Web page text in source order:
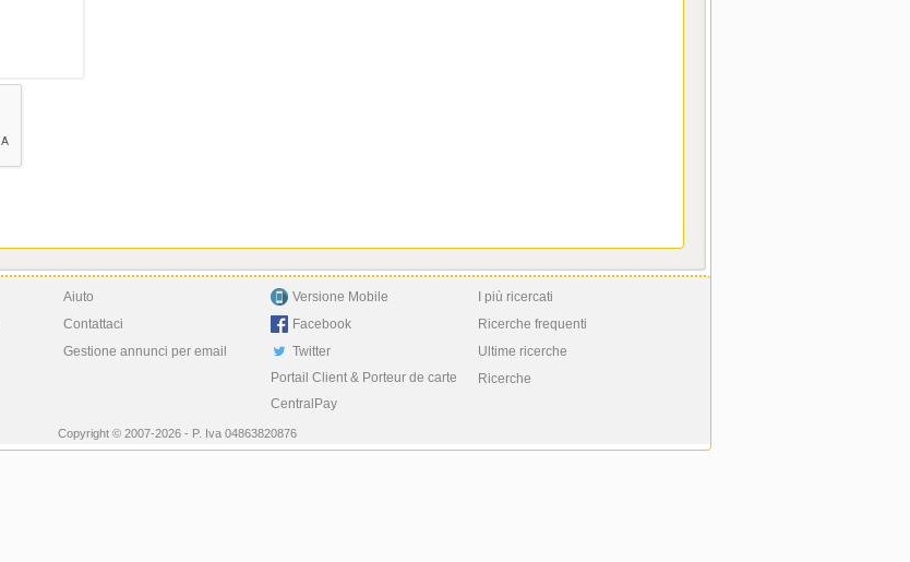
Aiuto
Contattaci
Gestione annunci per email
Versione Mobile
Facebook
Twitter
Portail Client & Porteur de carte
CentralPay
I più ricercati
Ricerche frequenti
Ultime ricerche
Ricerche
Copyright © 2007-2026 - P. Iva 04863820876